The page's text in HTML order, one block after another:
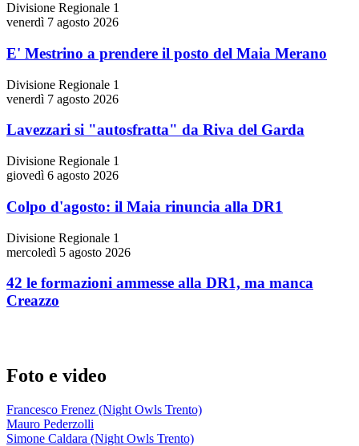
Divisione Regionale 1
venerdì 7 agosto 2026
E' Mestrino a prendere il posto del Maia Merano
Divisione Regionale 1
venerdì 7 agosto 2026
Lavezzari si "autosfratta" da Riva del Garda
Divisione Regionale 1
giovedì 6 agosto 2026
Colpo d'agosto: il Maia rinuncia alla DR1
Divisione Regionale 1
mercoledì 5 agosto 2026
42 le formazioni ammesse alla DR1, ma manca
Creazzo
Foto e video
Francesco Frenez (Night Owls Trento)
Mauro Pederzolli
Simone Caldara (Night Owls Trento)